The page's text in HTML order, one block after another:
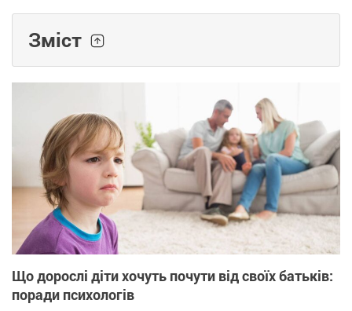
Зміст
Що дорослі діти хочуть почути від своїх батьків:
поради психологів